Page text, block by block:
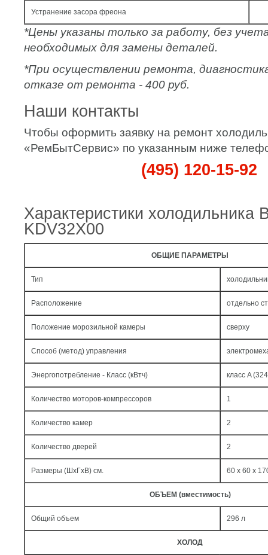
Устранение засора фреона
*Цены указаны только за работу, без
необходимых для замены деталей.
*При осуществлении ремонта,
отказе от ремонта - 400 руб.
Наши контакты
Чтобы оформить заявку на ремонт
«РемБытСервис» по указанным ниже
(495) 120-15-92
Характеристики холодильника
KDV32X00
ОБЩИЕ ПАРАМЕТРЫ
Тип
Расположение отдельно
Положение морозильной камеры сверху
Способ (метод) управления
Энергопотребление - Класс (кВтч) класс A
Количество моторов-компрессоров 1
Количество камер 2
Количество дверей 2
Размеры (ШxГxВ) см. 60 x 60 x
ОБЪЕМ (вместимость)
Общий объем 296 л
ХОЛОД